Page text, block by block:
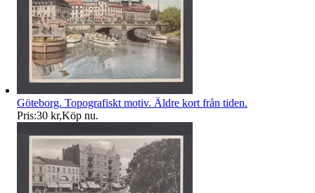
Göteborg. Topografiskt motiv. Äldre kort från tiden.
Pris:30 kr,Köp nu.